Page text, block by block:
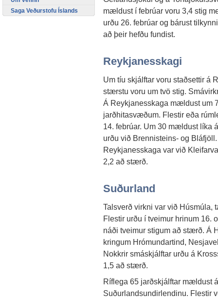
mældust í febrúar voru 3,4 stig
urðu 26. febrúar og bárust
að þeir hefðu fundist.
Reykjanesskagi
Um tíu skjálftar voru staðsettir á
stærstu voru um tvö stig.
Á Reykjanesskaga mældust um
jarðhitasvæðum. Flestir eða
14. febrúar. Um 30 mældust líka
urðu við Brennisteins- og
Reykjanesskaga var við
2,2 að stærð.
Suðurland
Talsverð virkni var við Húsmúla,
Flestir urðu í tveimur hrinum 16.
náði tveimur stigum að stærð. Á
kringum Hrómundartind,
Nokkrir smáskjálftar urðu á
1,5 að stærð.
Ríflega 65 jarðskjálftar mældust
Suðurlandsundirlendinu. Flestir
Saga Veðurstofu Íslands